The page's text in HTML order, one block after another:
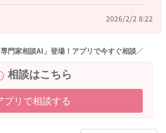
2026/2/2 8:22
門家相談AI」登場！アプリで今すぐ相談／
相談はこちら
プリで相談する